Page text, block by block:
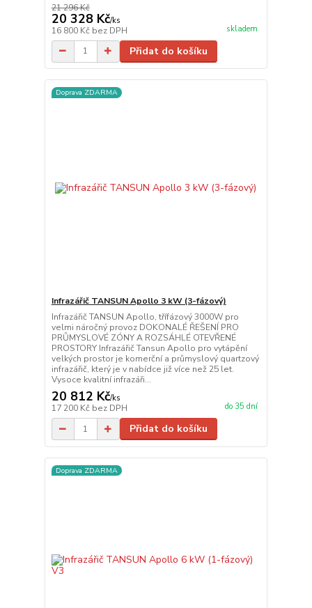
21 296 Kč
20 328 Kč/ks
16 800 Kč bez DPH skladem
Přidat do košíku
Doprava ZDARMA
Infrazářič TANSUN Apollo 3 kW (3-fázový)
Infrazářič TANSUN Apollo, třífázový 3000W pro
velmi náročný provoz DOKONALÉ ŘEŠENÍ PRO
PRŮMYSLOVÉ ZÓNY A ROZSÁHLÉ OTEVŘENÉ
PROSTORY Infrazářič Tansun Apollo pro vytápění
velkých prostor je komerční a průmyslový quartzový
infrazářič, který je v nabídce již více než 25 let.
Vysoce kvalitní infrazáři...
20 812 Kč/ks
17 200 Kč bez DPH do 35 dní
Přidat do košíku
Doprava ZDARMA